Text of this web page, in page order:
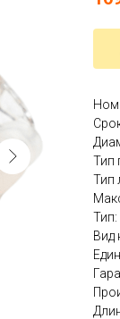
Тип
Тип
Вид